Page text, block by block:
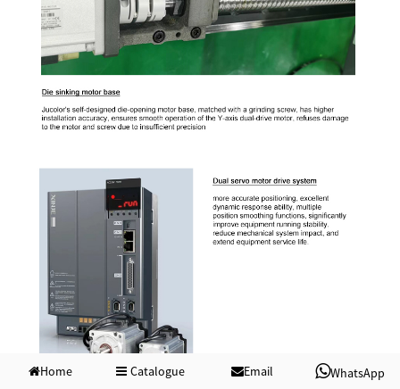
Home Catalogue Email WhatsApp